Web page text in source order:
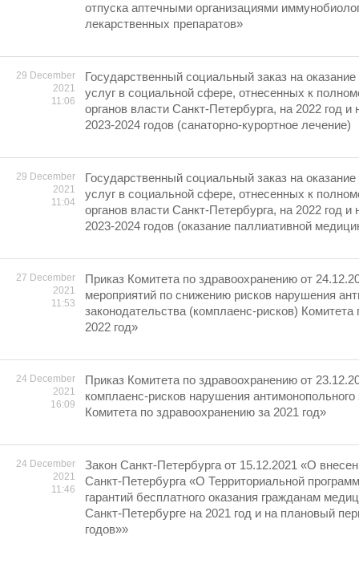
отпуска аптечными организациями
лекарственных препаратов»
29 December
2021
11:06
Государственный социальный заказ на
услуг в социальной сфере, отнесенных к
органов власти Санкт-Петербурга, на 2022 год
2023-2024 годов (санаторно-курортное лечение)
29 December
2021
11:04
Государственный социальный заказ на
услуг в социальной сфере, отнесенных к
органов власти Санкт-Петербурга, на 2022 год
2023-2024 годов (оказание паллиативной
27 December
2021
11:53
Приказ Комитета по здравоохранению от
мероприятий по снижению рисков нарушения
законодательства (комплаенс-рисков)
2022 год»
24 December
2021
16:09
Приказ Комитета по здравоохранению от
комплаенс-рисков нарушения антимонопольного
Комитета по здравоохранению за 2021 год»
24 December
2021
11:46
Закон Санкт-Петербурга от 15.12.2021 «О
Санкт-Петербурга «О Территориальной
гарантий бесплатного оказания гражданам
Санкт-Петербурге на 2021 год и на плановый
годов»»